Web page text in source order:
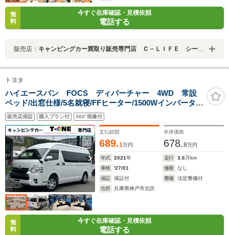
無
料
今すぐ在庫確認・見積依頼
電話する
販売店： キャンピングカー買取り販売専門店 Ｃ－ＬＩＦＥ シーライフ 狭山店
トヨタ
ハイエースバン FOCS ディパーチャー 4WD 常設
ベッド/出窓仕様/5名就寝/FFヒーター/1500Wインバータ
ー/ツインサブバッテリー/電子レンジ/シンク/走行充電器/
外部充電器/外部電源/カーゴキャリア/ストラーダ製メモリ
ーナビ/ETC/
販売店保証 購入プラン付 360°画像付
支払総額
689.1万円
本体価格
678.8万円
年式 2021年 走行 3.6万km
車検
'27/01 修復
なし
保証
保証付 整備
法定整備付
住所
兵庫県神戸市北区
無
料
今すぐ在庫確認・見積依頼
電話する